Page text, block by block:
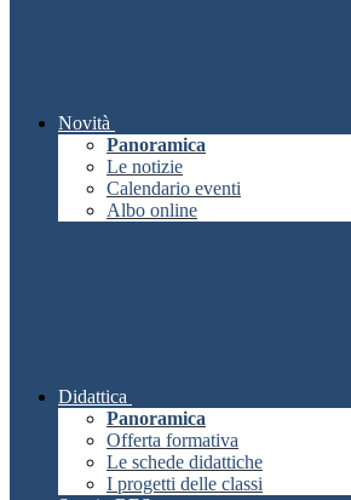
Novità
Panoramica
Le notizie
Calendario eventi
Albo online
Didattica
Panoramica
Offerta formativa
Le schede didattiche
I progetti delle classi